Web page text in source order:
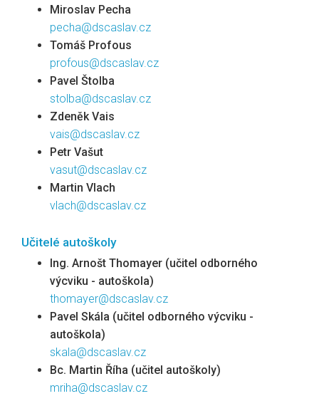
Miroslav Pecha
pecha@dscaslav.cz
Tomáš Profous
profous@dscaslav.cz
Pavel Štolba
stolba@dscaslav.cz
Zdeněk Vais
vais@dscaslav.cz
Petr Vašut
vasut@dscaslav.cz
Martin Vlach
vlach@dscaslav.cz
Učitelé autoškoly
Ing. Arnošt Thomayer (učitel odborného
výcviku - autoškola)
thomayer@dscaslav.cz
Pavel Skála (učitel odborného výcviku -
autoškola)
skala@dscaslav.cz
Bc. Martin Říha (učitel autoškoly)
mriha@dscaslav.cz